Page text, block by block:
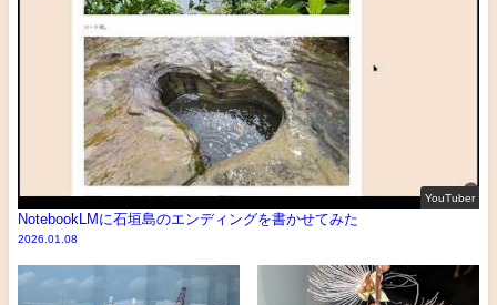
YouTuber
NotebookLMに石垣島のエンディングを書かせてみた
2026.01.08